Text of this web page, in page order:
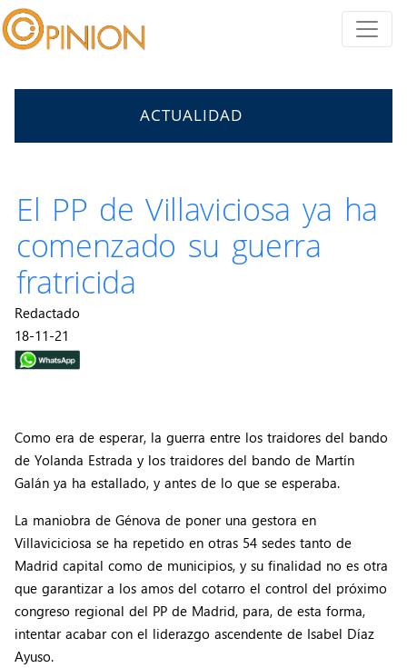
ACTUALIDAD
El PP de Villaviciosa ya ha
comenzado su guerra
fratricida
Redactado
18-11-21
Como era de esperar, la guerra entre los traidores del bando
de Yolanda Estrada y los traidores del bando de Martín
Galán ya ha estallado, y antes de lo que se esperaba.
La maniobra de Génova de poner una gestora en
Villaviciciosa se ha repetido en otras 54 sedes tanto de
Madrid capital como de municipios, y su finalidad no es otra
que garantizar a los amos del cotarro el control del próximo
congreso regional del PP de Madrid, para, de esta forma,
intentar acabar con el liderazgo ascendente de Isabel Díaz
Ayuso.